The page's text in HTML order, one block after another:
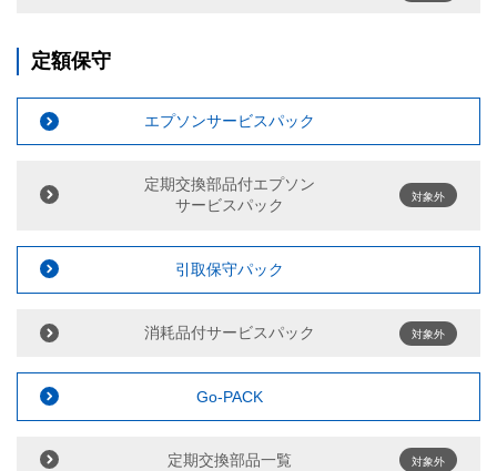
定額保守
エプソンサービスパック
定期交換部品付エプソン
サービスパック
対象外
引取保守パック
消耗品付サービスパック 対象外
Go-PACK
定期交換部品一覧 対象外